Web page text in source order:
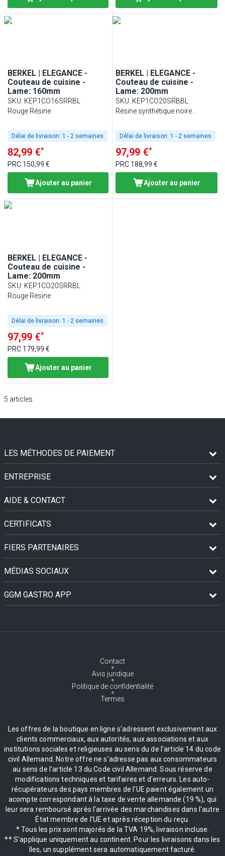
BERKEL | ELEGANCE -
Couteau de cuisine -
Lame: 160mm
SKU: KEP1CO16SRRBL
Rouge Résine
Délai de livraison: 1 - 2 semaines
82,99 €*
PRC 150,99 €
Ajouter au panier
BERKEL | ELEGANCE -
Couteau de cuisine -
Lame: 200mm
SKU: KEP1CO20SRBBL
Résine synthétique noire
Délai de livraison: 1 - 2 semaines
97,99 €*
PRC 188,99 €
Ajouter au panier
BERKEL | ELEGANCE -
Couteau de cuisine -
Lame: 200mm
SKU: KEP1CO20SRRBL
Rouge Résine
Délai de livraison: 1 - 2 semaines
97,99 €*
PRC 179,99 €
Ajouter au panier
5 articles
LES MÉTHODES DE PAIEMENT
ENTREPRISE
AIDE & CONTACT
CERTIFICATS
FIERS PARTENAIRES
MÉDIAS SOCIAUX
GGM GASTRO APP
Contact
Avis juridique
Politique de confidentialité
Termes
Les offres de la boutique en ligne s'adressent exclusivement aux
clients commerciaux, aux autorités, aux associations et aux
institutions sociales et religieuses au sens du de l'article 14 du code
civil Allemand. Notre offre ne s'adresse pas aux consommateurs
au sens de l'article 13 du Code civil Allemand. Sous réserve de
modifications techniques et tarifaires et d'erreurs. Les auto-
récupérateurs des pays membres de l'UE paient également un
acompte correspondant à la taxe de vente allemande (19 %), qui
leur sera remboursé après l'arrivée des marchandises dans l'autre
État membre de l'UE et après réception du reçu.
* Tous les prix sont majorés de la TVA 19%, livraison incluse.
** S'applique uniquement au continent. Pour les livraisons dans les
îles, un supplément sera automatiquement facturé.